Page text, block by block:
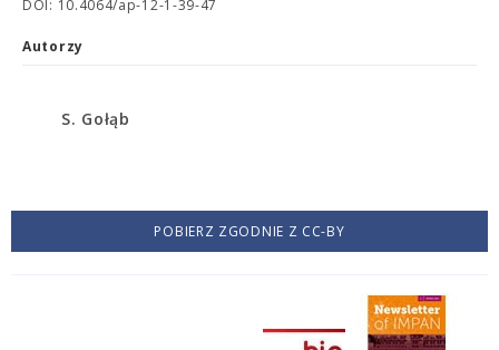
DOI: 10.4064/ap-12-1-39-47
Autorzy
S. Gołąb
POBIERZ ZGODNIE Z CC-BY